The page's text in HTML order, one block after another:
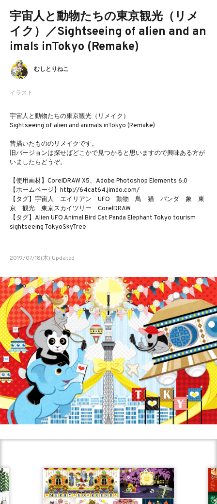
宇宙人と動物たちの東京観光（リメ
イク）／Sightseeing of alien and an
imals inTokyo (Remake)
イラスト
むしとりねこ
宇宙人と動物たちの東京観光（リメイク）
Sightseeing of alien and animals inTokyo (Remake)
昔描いたもののリメイクです。
旧バージョンは探せばどこかで見つかると思いますので興味ある方が
いましたらどうぞ。
【使用画材】CorelDRAW X5、Adobe Photoshop Elements 6.0
【ホームページ】http://64cat64.jimdo.com/
【タグ】宇宙人 エイリアン UFO 動物 鳥 猫 パンダ 象 東
京 観光 東京スカイツリー CorelDRAW
【タグ】Alien UFO Animal Bird Cat Panda Elephant Tokyo tourism
sightseeing TokyoSkyTree
2019/07/18(木) Updated